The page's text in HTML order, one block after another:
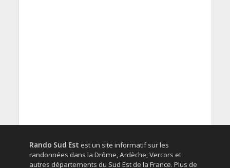
Rando Sud Est est un site informatif sur les
randonnées dans la Drôme, Ardèche, Vercors et
autres départements du Sud Est de la France. Plus de